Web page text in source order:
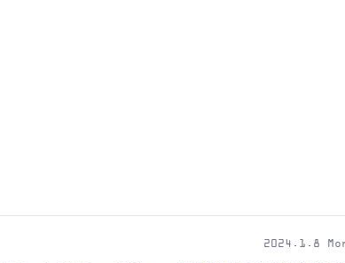
2024.1.8